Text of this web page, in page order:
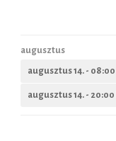
augusztus
augusztus 14. - 08:00
augusztus 14. - 20:00